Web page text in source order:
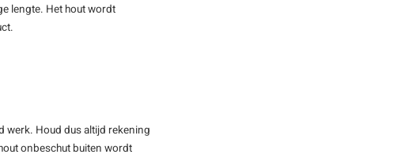
lengte. Het hout wordt
werk. Houd dus altijd rekening
onbeschut buiten wordt